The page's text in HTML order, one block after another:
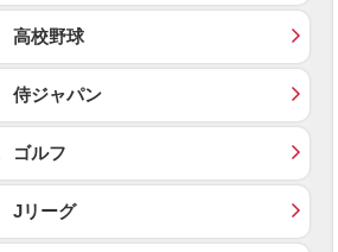
高校野球
侍ジャパン
ゴルフ
Jリーグ